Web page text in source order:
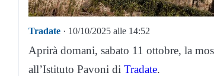
Tradate · 10/10/2025 alle 14:52
Aprirà domani, sabato 11 ottobre, la
all’Istituto Pavoni di Tradate.